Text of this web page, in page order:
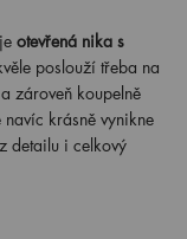
otevřená nika s
poslouží třeba na
zároveň koupelně
krásně vynikne
detailu i celkový